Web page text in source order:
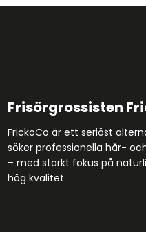
Frisörgrossisten
FrickoCo är ett seriöst
söker professionella hår-
– med starkt fokus på
hög kvalitet.